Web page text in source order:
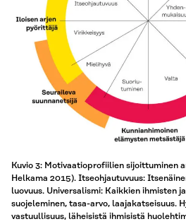
Kuvio 3: Motivaatioprofiilien sijoittuminen
Helkama 2015). Itseohjautuvuus:
luovuus. Universalismi: Kaikkien ihmisten
suojeleminen, tasa-arvo, laajakatseisuus.
vastuullisuus, läheisistä ihmisistä